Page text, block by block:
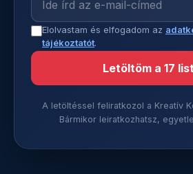
Elolvastam és elfogadom az
tájékoztatót.
Letöltöm a 17
A letöltéssel feliratkozol a Kreatív
Bármikor leiratkozhatsz,